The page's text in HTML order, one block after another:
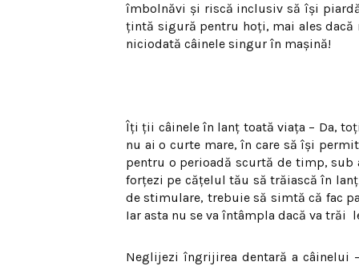
îmbolnăvi şi riscă inclusiv să îşi
ţintă sigură pentru hoţi, mai ales
niciodată câinele singur în maşină!
Îţi ţii câinele în lanţ toată viaţa – Da,
nu ai o curte mare, în care să îşi
pentru o perioadă scurtă de timp, sub
forţezi pe căţelul tău să trăiască în
de stimulare, trebuie să simtă că fac
Iar asta nu se va întâmpla dacă va trăi
Neglijezi îngrijirea dentară a